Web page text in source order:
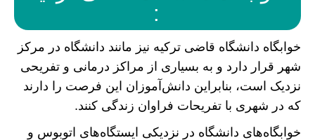
:
خوابگاه دانشگاه قاضی ترکیه نیز مانند دانشگاه در مرکز
شهر قرار دارد و به بسیاری از مراکز درمانی و تفریحی
نزدیک است، بنابراین دانش‌آموزان این فرصت را دارند
که در شهری با تفریحات فراوان زندگی کنند.
خوابگاه‌های دانشگاه در نزدیکی ایستگاه‌های اتوبوس و